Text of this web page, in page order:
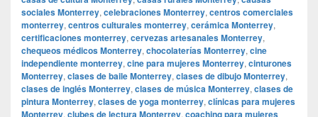
sociales Monterrey, celebraciones Monterrey, centros comerciales
monterrey, centros culturales monterrey, cerámica Monterrey,
certificaciones monterrey, cervezas artesanales Monterrey,
chequeos médicos Monterrey, chocolaterías Monterrey, cine
independiente monterrey, cine para mujeres Monterrey, cinturones
Monterrey, clases de baile Monterrey, clases de dibujo Monterrey,
clases de inglés Monterrey, clases de música Monterrey, clases de
pintura Monterrey, clases de yoga monterrey, clínicas para mujeres
Monterrey, clubes de lectura Monterrey, coaching para mujeres